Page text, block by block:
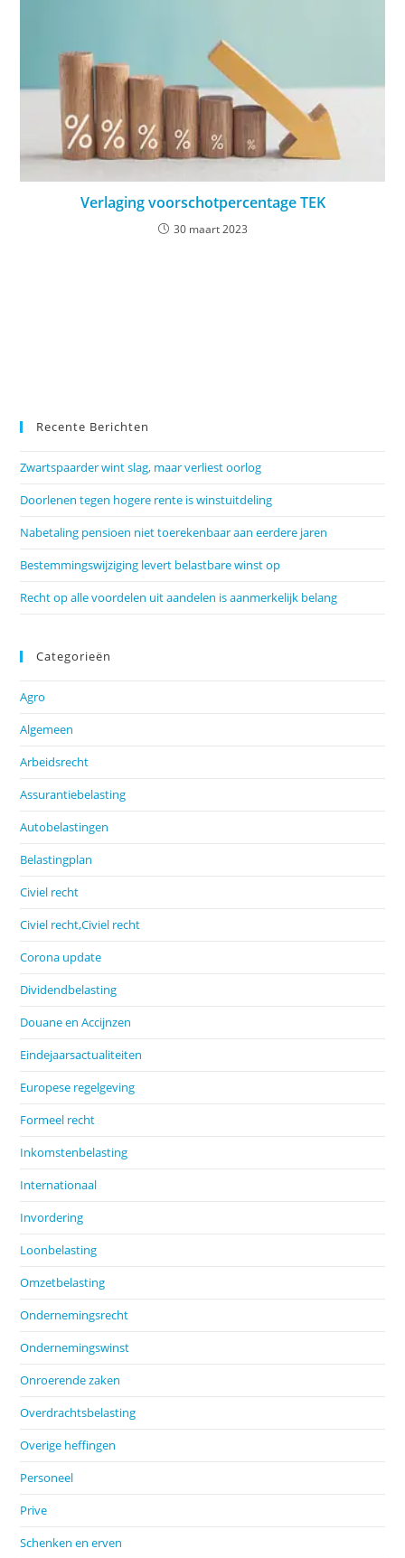
Verlaging voorschotpercentage TEK
30 maart 2023
Recente Berichten
Zwartspaarder wint slag, maar verliest oorlog
Doorlenen tegen hogere rente is winstuitdeling
Nabetaling pensioen niet toerekenbaar aan eerdere jaren
Bestemmingswijziging levert belastbare winst op
Recht op alle voordelen uit aandelen is aanmerkelijk belang
Categorieën
Agro
Algemeen
Arbeidsrecht
Assurantiebelasting
Autobelastingen
Belastingplan
Civiel recht
Civiel recht,Civiel recht
Corona update
Dividendbelasting
Douane en Accijnzen
Eindejaarsactualiteiten
Europese regelgeving
Formeel recht
Inkomstenbelasting
Internationaal
Invordering
Loonbelasting
Omzetbelasting
Ondernemingsrecht
Ondernemingswinst
Onroerende zaken
Overdrachtsbelasting
Overige heffingen
Personeel
Prive
Schenken en erven